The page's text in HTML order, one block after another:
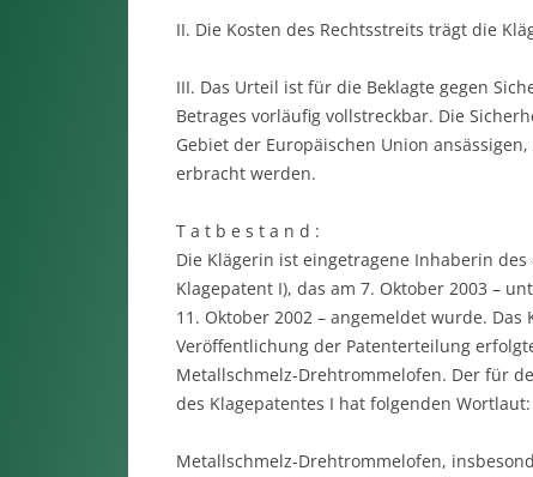
II. Die Kosten des Rechtsstreits trägt die
III. Das Urteil ist für die Beklagte gegen
Betrages vorläufig vollstreckbar. Die
Gebiet der Europäischen Union
erbracht werden.
T a t b e s t a n d :
Die Klägerin ist eingetragene Inhaberin des
Klagepatent I), das am 7. Oktober 2003 –
11. Oktober 2002 – angemeldet wurde.
Veröffentlichung der Patenterteilung
Metallschmelz-Drehtrommelofen. Der für
des Klagepatentes I hat folgenden Wortlaut:
Metallschmelz-Drehtrommelofen,